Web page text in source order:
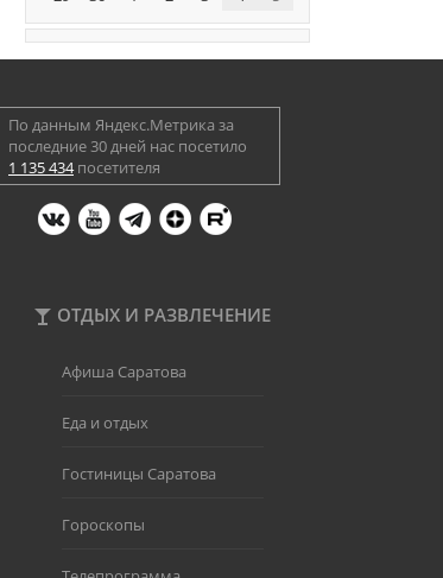
По данным Яндекс.Метрика за
последние 30 дней нас посетило
1 135 434посетителя
ОТДЫХ И РАЗВЛЕЧЕНИЕ
Афиша Саратова
Еда и отдых
Гостиницы Саратова
Гороскопы